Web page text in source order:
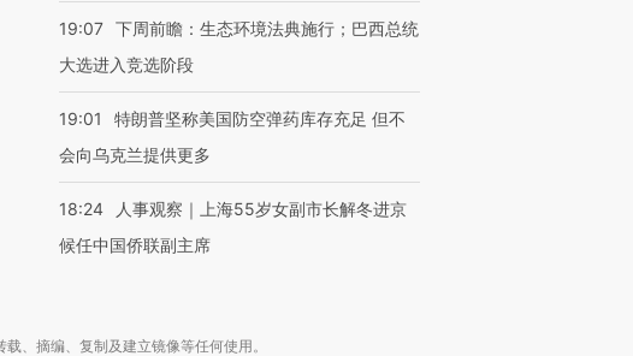
19:07 下周前瞻：生态环境法典施行；巴西总统
大选进入竞选阶段
19:01
特朗普坚称美国防空弹药库存充足 但不
会向乌克兰提供更多
18:24
人事观察｜上海55岁女副市长解冬进京
候任中国侨联副主席
、摘编、复制及建立镜像等任何使用。